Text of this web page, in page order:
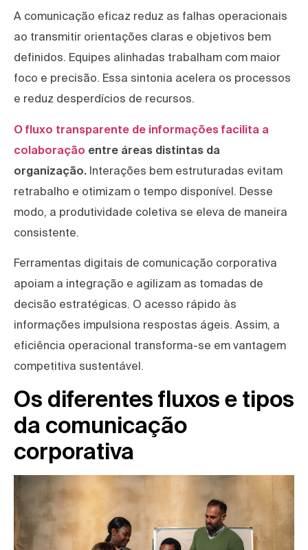
A comunicação eficaz reduz as falhas operacionais
ao transmitir orientações claras e objetivos bem
definidos. Equipes alinhadas trabalham com maior
foco e precisão. Essa sintonia acelera os processos
e reduz desperdícios de recursos.
O fluxo transparente de informações facilita a
colaboração entre áreas distintas da
organização. Interações bem estruturadas evitam
retrabalho e otimizam o tempo disponível. Desse
modo, a produtividade coletiva se eleva de maneira
consistente.
Ferramentas digitais de comunicação corporativa
apoiam a integração e agilizam as tomadas de
decisão estratégicas. O acesso rápido às
informações impulsiona respostas ágeis. Assim, a
eficiência operacional transforma-se em vantagem
competitiva sustentável.
Os diferentes fluxos e tipos
da comunicação
corporativa